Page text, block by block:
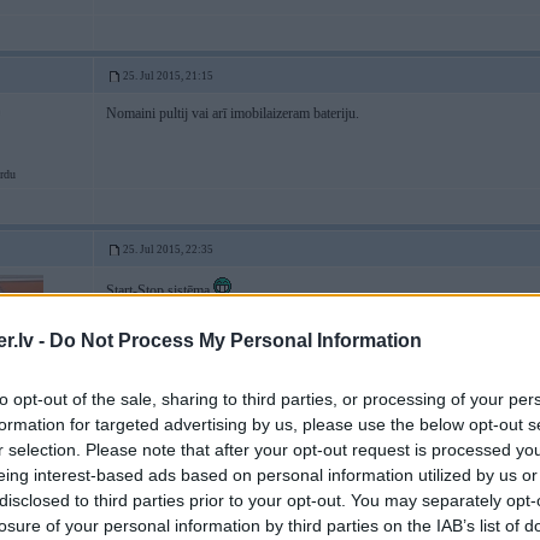
- Do Not Process My Personal Information
opt-out of the sale, sharing to third parties, or processing of your
for targeted advertising by us, please use the below opt-out
selection. Please note that after your opt-out request is processed
interest-based ads based on personal information utilized by us
to third parties prior to your opt-out. You may separately
of your personal information by third parties on the IAB’s list of
25. Jul 2015, 21:15
Nomaini pultij vai arī imobilaizeram bateriju.
25. Jul 2015, 22:35
Start-Stop sistēma